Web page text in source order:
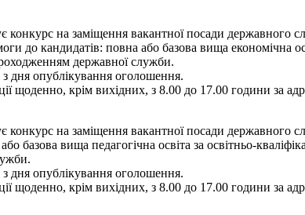
на заміщення вакантної посади державного
до кандидатів: повна або базова вища економічна
державної служби.
дня опублікування оголошення.
щоденно, крім вихідних, з 8.00 до 17.00 години за
на заміщення вакантної посади державного
базова вища педагогічна освіта за освітньо-
дня опублікування оголошення.
щоденно, крім вихідних, з 8.00 до 17.00 години за